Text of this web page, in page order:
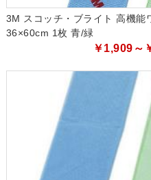
3M スコッチ・ブライト 高機能
36×60cm 1枚 青/緑
￥1,909～